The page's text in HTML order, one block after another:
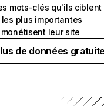
mots-clés qu'ils ciblent
plus importantes
leur site
de données